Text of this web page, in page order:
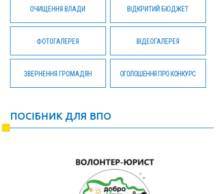
ОЧИЩЕННЯ ВЛАДИ ВІДКРИТИЙ БЮДЖЕТ
ФОТОГАЛЕРЕЯ ВІДЕОГАЛЕРЕЯ
ЗВЕРНЕННЯ ГРОМАДЯН ОГОЛОШЕННЯ ПРО КОНКУРС
ПОСІБНИК ДЛЯ ВПО